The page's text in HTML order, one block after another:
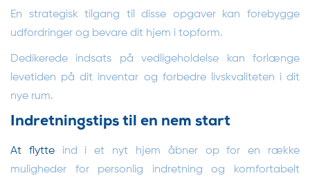
En strategisk tilgang til disse opgaver kan forebygge
udfordringer og bevare dit hjem i topform.
Dedikerede indsats på vedligeholdelse kan forlænge
levetiden på dit inventar og forbedre livskvaliteten i dit
nye rum.
Indretningstips til en nem start
At flytteind i et nyt hjem åbner op for en række
muligheder for personlig indretning og komfortabelt